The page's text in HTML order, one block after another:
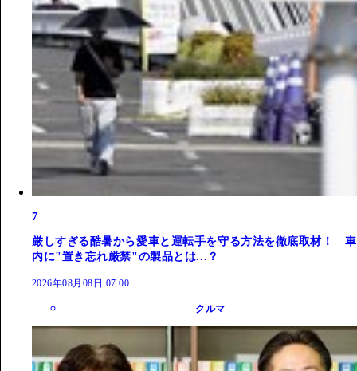
7
厳しすぎる酷暑から愛車と運転手を守る方法を徹底取材！ 車
内に"置き忘れ厳禁"の製品とは...？
2026年08月08日 07:00
クルマ